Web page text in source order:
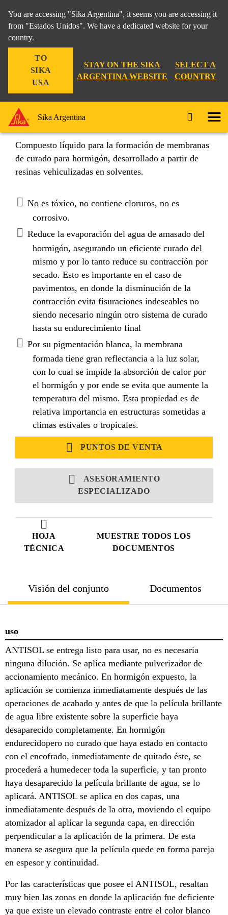
You are accessing "Sika Argentina", it seems you are accessing it
from "Estados Unidos". We have a dedicated website for your
country.
TO
SIKA
USA
STAY ON THE SIKA
ARGENTINA WEBSITE
SELECT A
COUNTRY
Sika Argentina
HOJA
TÉCNICA
MUESTRE TODOS LOS
DOCUMENTOS
Sika® Antisol®
Compuesto líquido para la formación de membranas
de curado para hormigón, desarrollado a partir de
resinas vehiculizadas en solventes.
No es tóxico, no contiene cloruros, no es
corrosivo.
Reduce la evaporación del agua de amasado del
hormigón, asegurando un eficiente curado del
mismo y por lo tanto reduce su contracción por
secado. Esto es importante en el caso de
pavimentos, en donde la disminución de la
contracción evita fisuraciones indeseables no
siendo necesario ningún otro sistema de curado
hasta su endurecimiento final
Por su pigmentación blanca, la membrana
formada tiene gran reflectancia a la luz solar,
con lo cual se impide la absorción de calor por
el hormigón y por ende se evita que aumente la
temperatura del mismo. Esta propiedad es de
relativa importancia en estructuras sometidas a
climas estivales o tropicales.
PUNTOS DE VENTA
ASESORAMIENTO
ESPECIALIZADO
Visión del conjunto Documentos
uso
ANTISOL se entrega listo para usar, no es necesaria
ninguna dilución. Se aplica mediante pulverizador de
accionamiento mecánico. En hormigón expuesto, la
aplicación se comienza inmediatamente después de las
operaciones de acabado y antes de que la película brillante
de agua libre existente sobre la superficie haya
desaparecido completamente. En hormigón
endurecidopero no curado que haya estado en contacto
con el encofrado, inmediatamente de quitado éste, se
procederá a humedecer toda la superficie, y tan pronto
haya desaparecido la película brillante de agua, se lo
aplicará. ANTISOL se aplica en dos capas, una
inmediatamente después de la otra, moviendo el equipo
atomizador al aplicar la segunda capa, en dirección
perpendicular a la aplicación de la primera. De esta
manera se asegura que la película quede en forma pareja
en espesor y continuidad.
Por las características que posee el ANTISOL, resaltan
muy bien las zonas en donde la aplicación fue deficiente
ya que existe un elevado contraste entre el color blanco